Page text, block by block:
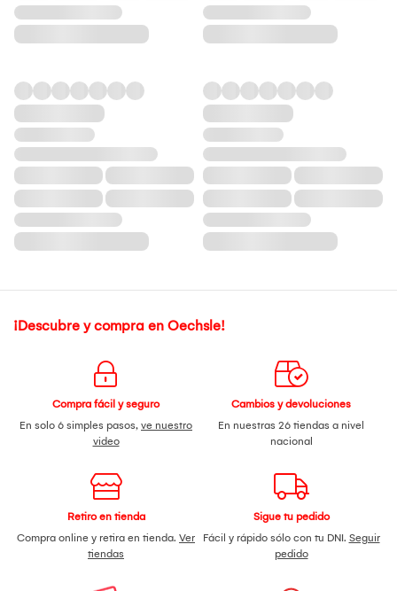
¡Descubre y compra en Oechsle!
Compra fácil y seguro
En solo 6 simples pasos, ve nuestro
video
Cambios y devoluciones
En nuestras 26 tiendas a nivel
nacional
Retiro en tienda
Compra online y retira en tienda. Ver
tiendas
Sigue tu pedido
Fácil y rápido sólo con tu DNI. Seguir
pedido